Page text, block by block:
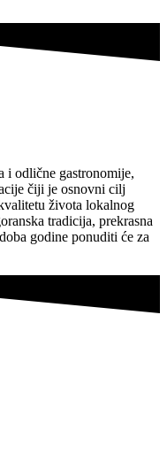
i odlične gastronomije,
čiji je osnovni cilj
života lokalnog
tradicija, prekrasna
godine ponuditi će za